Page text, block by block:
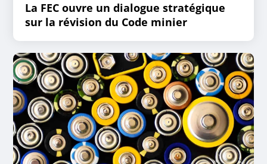
La FEC ouvre un dialogue stratégique
sur la révision du Code minier